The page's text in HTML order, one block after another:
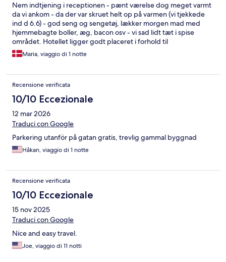
Nem indtjening i receptionen - pænt værelse dog meget varmt
da vi ankom - da der var skruet helt op på varmen (vi tjekkede
ind d 6.6) - god seng og sengetøj, lækker morgen mad med
hjemmebagte boller, æg, bacon osv - vi sad lidt tæt i spise
området. Hotellet ligger godt placeret i forhold til
seværdigheder osv. parkering ved hotellet var ik nem men vi
endte med at holde i Bycentrets p hus hvor der er 24 timers
Maria, viaggio di 1 notte
Recensione verificata
10/10 Eccezionale
12 mar 2026
Traduci con Google
Parkering utanför på gatan gratis, trevlig gammal byggnad
Håkan, viaggio di 1 notte
Recensione verificata
10/10 Eccezionale
15 nov 2025
Traduci con Google
Nice and easy travel.
Joe, viaggio di 11 notti